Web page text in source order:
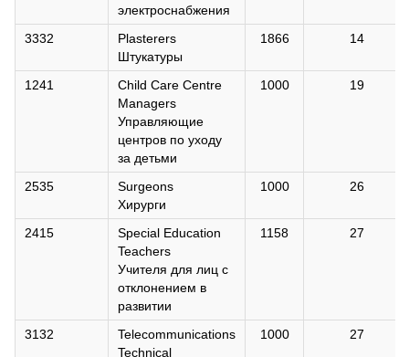
электроснабжения
3332
Plasterers
Штукатуры
1866 14
1241
Child Care Centre
Managers
Управляющие
центров по уходу
за детьми
1000 19
2535
Surgeons
Хирурги
1000 26
2415
Special Education
Teachers
Учителя для лиц с
отклонением в
развитии
1158 27
3132
Telecommunications
Technical
1000 27